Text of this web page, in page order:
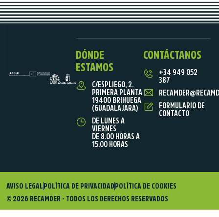
DÓNDE
ESTAMOS
C/ESPLIEGO, 2.
PRIMERA PLANTA
19400 BRIHUEGA
(GUADALAJARA)
DE LUNES A
VIERNES
DE 8.00 HORAS A
15.00 HORAS
CONTÁCTANOS
+34 949 052
387
FORMULARIO DE
CONTACTO
© 2026 RECAMDER - TODOS LOS DERECHOS RESERVADOS
AVISO LEGAL POLÍTICA DE PRIVACIDAD POLÍTICA DE COOKIES